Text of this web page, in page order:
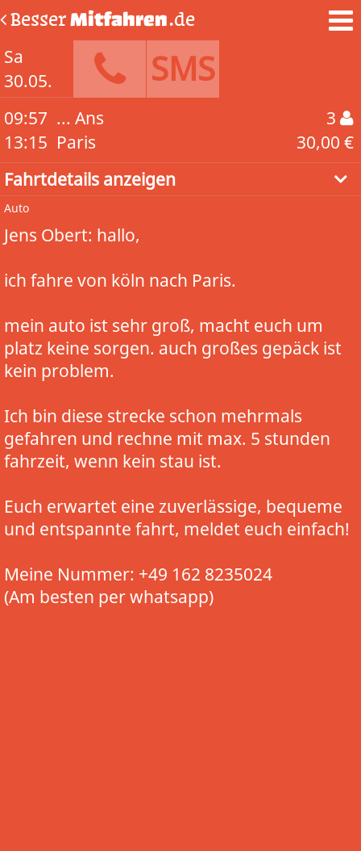
BesserMitfahren.de
Sa
30.05.
SMS
09:57
13:15
... Ans
Paris
3
30,00 €
Fahrtdetails anzeigen
Auto
Jens Obert: hallo,
ich fahre von köln nach Paris.
mein auto ist sehr groß, macht euch um
platz keine sorgen. auch großes gepäck ist
kein problem.
Ich bin diese strecke schon mehrmals
gefahren und rechne mit max. 5 stunden
fahrzeit, wenn kein stau ist.
Euch erwartet eine zuverlässige, bequeme
und entspannte fahrt, meldet euch einfach!
Meine Nummer: +49 162 8235024
(Am besten per whatsapp)